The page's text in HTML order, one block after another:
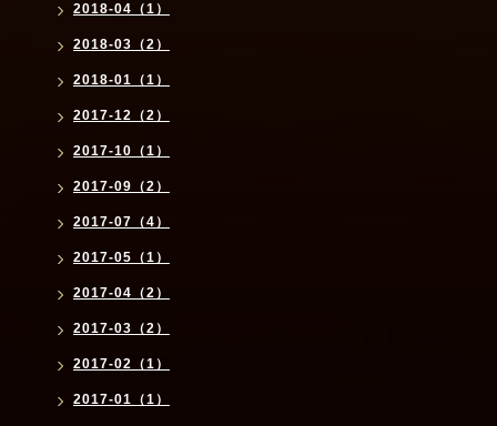
2018-04（1）
2018-03（2）
2018-01（1）
2017-12（2）
2017-10（1）
2017-09（2）
2017-07（4）
2017-05（1）
2017-04（2）
2017-03（2）
2017-02（1）
2017-01（1）